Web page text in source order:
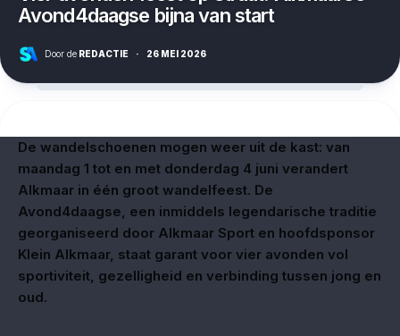
Avond4daagse bijna van start
Door de REDACTIE · 26 MEI 2026
De wandelschoenen mogen weer uit de kast: van
maandag 1 tot en met donderdag 4 juni verandert
Alkmaar in één groot wandelfeest. De
Avond4daagse, een inmiddels legendarische traditie
georganiseerd door Alkmaar Sport en hoofdsponsor
Klein Alkmaar, staat garant voor vier avonden vol
sportiviteit, gezelligheid en verbinding tussen jong en
oud.